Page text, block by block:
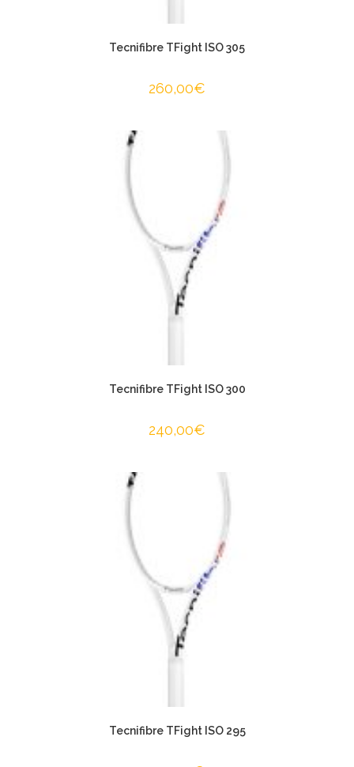
Tecnifibre TFight ISO 305
260,00€
Tecnifibre TFight ISO 300
240,00€
Tecnifibre TFight ISO 295